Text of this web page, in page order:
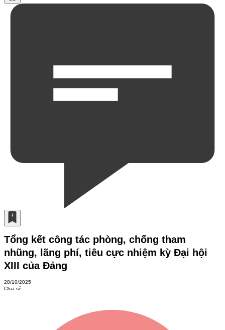
Tổng kết công tác phòng, chống tham
nhũng, lãng phí, tiêu cực nhiệm kỳ Đại hội
XIII của Đảng
28/10/2025
Chia sẻ